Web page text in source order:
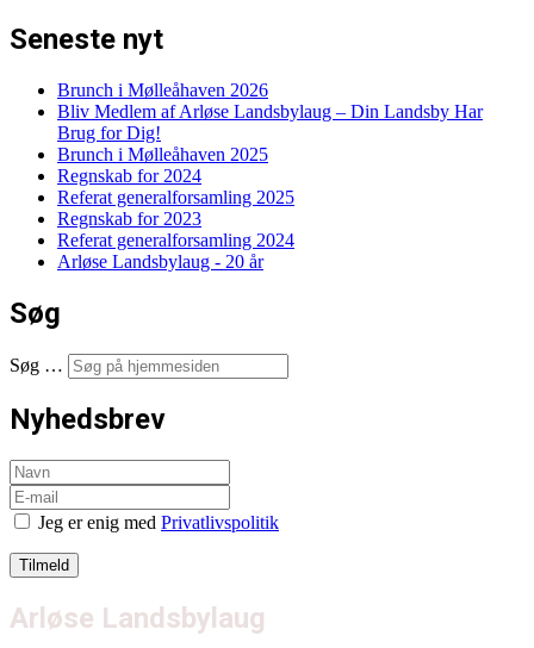
Seneste nyt
Brunch i Mølleåhaven 2026
Bliv Medlem af Arløse Landsbylaug – Din Landsby Har
Brug for Dig!
Brunch i Mølleåhaven 2025
Regnskab for 2024
Referat generalforsamling 2025
Regnskab for 2023
Referat generalforsamling 2024
Arløse Landsbylaug - 20 år
Søg
Søg …
Nyhedsbrev
Jeg er enig med Privatlivspolitik
Arløse Landsbylaug